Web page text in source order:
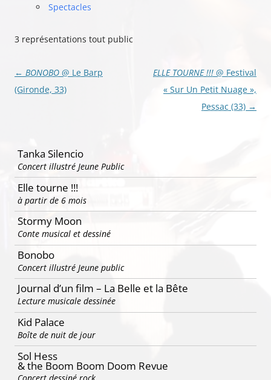
Spectacles
3 représentations tout public
Navigation
des
← BONOBO @ Le Barp
(Gironde, 33)
ELLE TOURNE !!! @ Festival
« Sur Un Petit Nuage »,
Pessac (33) →
Tanka Silencio
Concert illustré Jeune Public
Elle tourne !!!
à partir de 6 mois
Stormy Moon
Conte musical et dessiné
Bonobo
Concert illustré Jeune public
Journal d’un film – La Belle et la Bête
Lecture musicale dessinée
Kid Palace
Boîte de nuit de jour
Sol Hess
& the Boom Boom Doom Revue